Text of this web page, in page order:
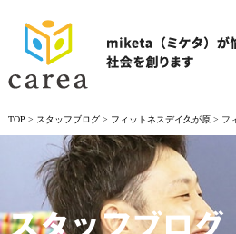
TOP > スタッフブログ > フィットネスデイ久が原 > フ
スタッフブログ